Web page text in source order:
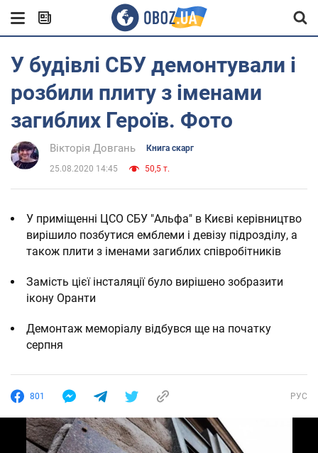
У будівлі СБУ демонтували і
розбили плиту з іменами
загиблих Героїв. Фото
Вікторія Довгань Книга скарг
25.08.2020 14:45 50,5 т.
У приміщенні ЦСО СБУ "Альфа" в Києві керівництво
вирішило позбутися емблеми і девізу підрозділу, а
також плити з іменами загиблих співробітників
Замість цієї інсталяції було вирішено зобразити
ікону Оранти
Демонтаж меморіалу відбувся ще на початку
серпня
801 РУС